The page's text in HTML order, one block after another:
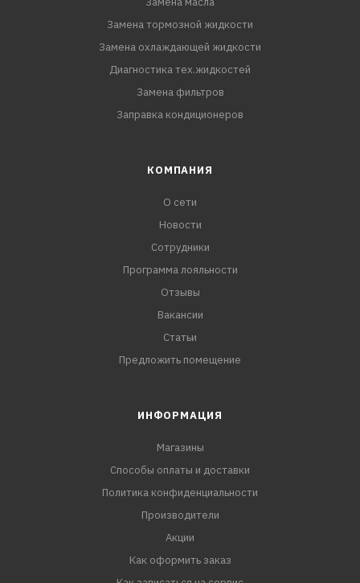
Замена тормозной жидкости
Замена охлаждающей жидкости
Диагностика тех.жидкостей
Замена фильтров
Заправка кондиционеров
КОМПАНИЯ
О сети
Новости
Сотрудники
Программа лояльности
Отзывы
Вакансии
Статьи
Предложить помещение
ИНФОРМАЦИЯ
Магазины
Способы оплаты и доставки
Политика конфиденциальности
Производители
Акции
Как оформить заказ